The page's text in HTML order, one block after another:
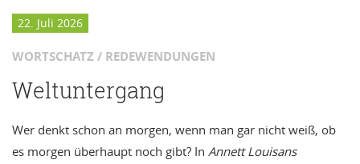
22. Juli 2026
WORTSCHATZ / REDEWENDUNGEN
Weltuntergang
Wer denkt schon an morgen, wenn man gar nicht weiß, ob
es morgen überhaupt noch gibt? In Annett Louisans